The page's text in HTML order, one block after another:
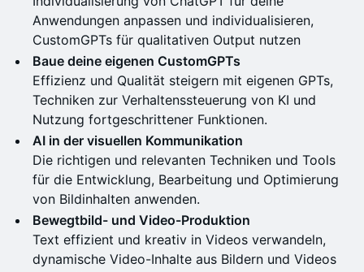
Anwendungen anpassen und individualisieren,
CustomGPTs für qualitativen Output nutzen
Baue deine eigenen CustomGPTs
Effizienz und Qualität steigern mit eigenen GPTs,
Techniken zur Verhaltenssteuerung von KI und
Nutzung fortgeschrittener Funktionen.
AI in der visuellen Kommunikation
Die richtigen und relevanten Techniken und Tools
für die Entwicklung, Bearbeitung und Optimierung
von Bildinhalten anwenden.
Bewegtbild- und Video-Produktion
Text effizient und kreativ in Videos verwandeln,
dynamische Video-Inhalte aus Bildern und Videos